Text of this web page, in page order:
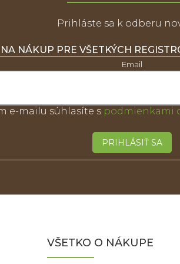
Prihláste sa k odberu
NÁKUP PRE VŠETKÝCH
Email
e-mailu súhlasíte s podmienkami
PRIHLÁSIŤ SA
VŠETKO O NÁKUPE